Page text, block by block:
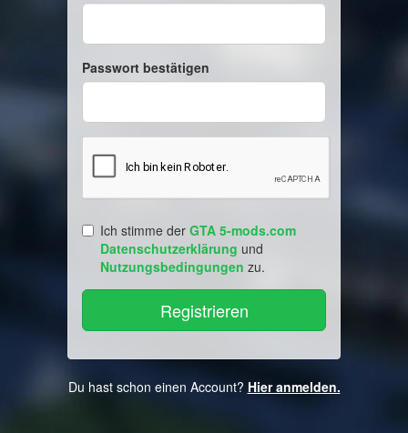
Passwort bestätigen
Ich stimme der GTA 5-mods.com
Datenschutzerklärung und
Nutzungsbedingungen zu.
Du hast schon einen Account? Hier anmelden.